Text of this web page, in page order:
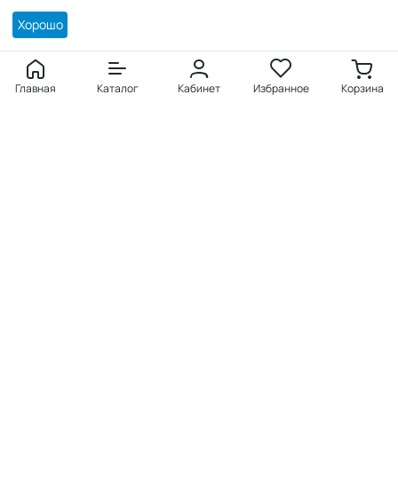
Главная Каталог Кабинет Избранное Корзина
Покупателю
Войти
Хорошо